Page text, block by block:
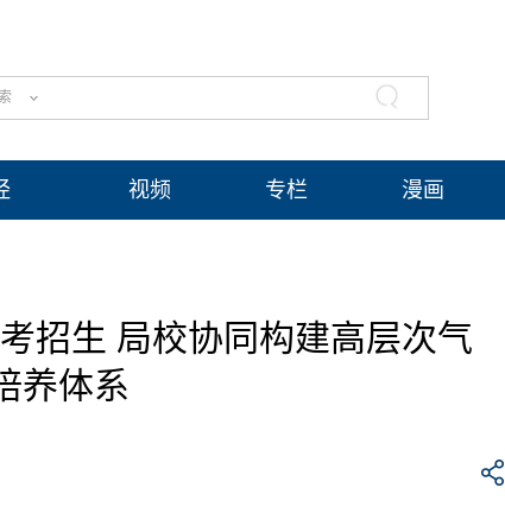
视频 专栏 漫画
招生 局校协同构建高层次气
养体系